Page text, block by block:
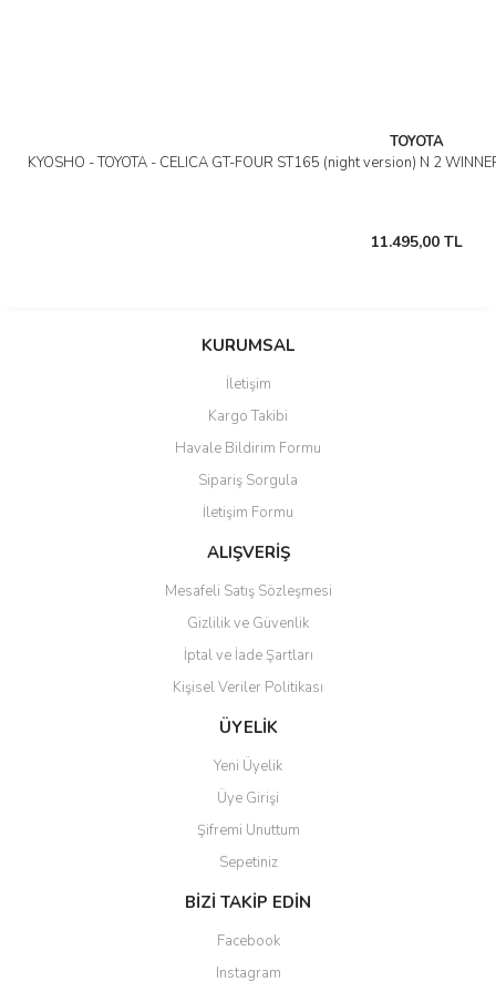
TOYOTA
KYOSHO - TOYOTA - CELICA GT-FOUR ST165 (night version) N 2
11.495,00 TL
KURUMSAL
İletişim
Kargo Takibi
Havale Bildirim Formu
Sipariş Sorgula
İletişim Formu
ALIŞVERİŞ
Mesafeli Satış Sözleşmesi
Gizlilik ve Güvenlik
İptal ve İade Şartları
Kişisel Veriler Politikası
ÜYELİK
Yeni Üyelik
Üye Girişi
Şifremi Unuttum
Sepetiniz
BİZİ TAKİP EDİN
Facebook
Instagram